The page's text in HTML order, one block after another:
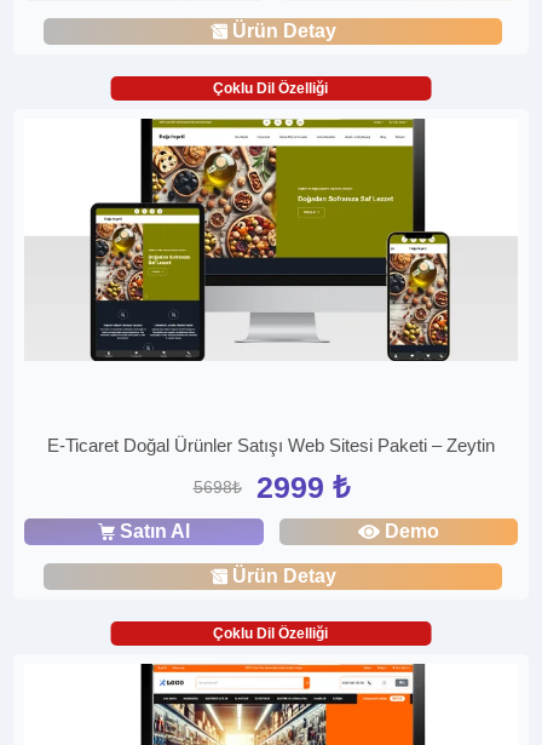
Ürün Detay
Çoklu Dil Özelliği
E-Ticaret Doğal Ürünler Satışı Web Sitesi Paketi – Zeytin
5698₺ 2999 ₺
Satın Al Demo
Ürün Detay
Çoklu Dil Özelliği